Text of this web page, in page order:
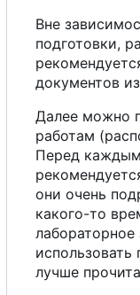
Вне
подготовки,
документов
Далее можно
работам
Перед
они очень
какого-то
лабораторное
лучше